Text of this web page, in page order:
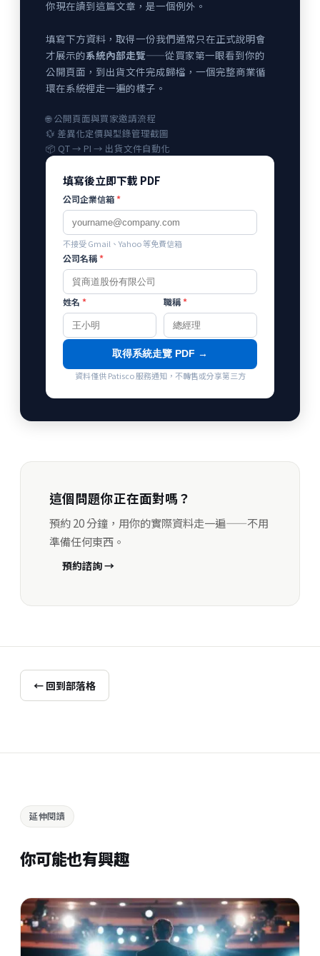
你現在讀到這篇文章，是一個例外。
填寫下方資料，取得一份我們通常只在正式說明會
才展示的系統內部走覽——從買家第一眼看到你的
公開頁面，到出貨文件完成歸檔，一個完整商業循
環在系統裡走一遍的樣子。
🌐 公開頁面與買家邀請流程
💱 差異化定價與型錄管理截圖
📦 QT → PI → 出貨文件自動化
填寫後立即下載 PDF
公司企業信箱*
不接受 Gmail、Yahoo 等免費信箱
公司名稱*
姓名 * 職稱*
取得系統走覽 PDF →
資料僅供 Patisco 服務通知，不轉售或分享第三方
這個問題你正在面對嗎？
預約 20 分鐘，用你的實際資料走一遍——不用
準備任何東西。
預約諮詢 →
← 回到部落格
延伸閱讀
你可能也有興趣